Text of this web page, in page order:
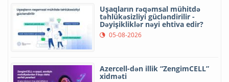
Uşaqların rəqəmsal mühitdə
təhlükəsizliyi gücləndirilir -
Dəyişikliklər nəyi ehtiva edir?
05-08-2026
Azercell-dən illik “ZengimCELL”
xidməti